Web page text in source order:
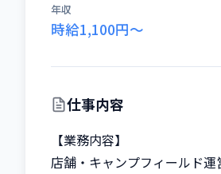
年収
時給1,100円〜
仕事内容
【業務内容】
店舗・キャンプフィールド運